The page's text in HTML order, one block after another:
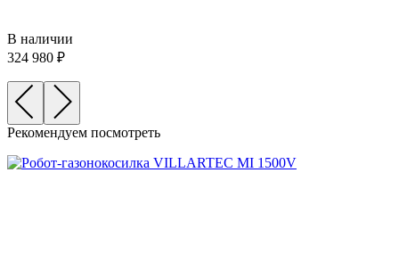
В наличии
324 980
Рекомендуем посмотреть